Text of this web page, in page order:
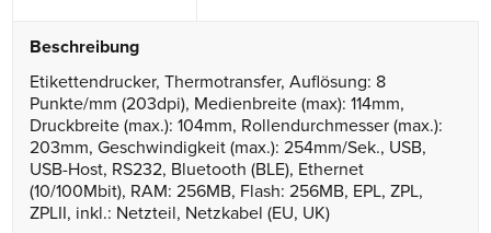
Beschreibung
Etikettendrucker, Thermotransfer, Auflösung: 8
Punkte/mm (203dpi), Medienbreite (max): 114mm,
Druckbreite (max.): 104mm, Rollendurchmesser (max.):
203mm, Geschwindigkeit (max.): 254mm/Sek., USB,
USB-Host, RS232, Bluetooth (BLE), Ethernet
(10/100Mbit), RAM: 256MB, Flash: 256MB, EPL, ZPL,
ZPLII, inkl.: Netzteil, Netzkabel (EU, UK)